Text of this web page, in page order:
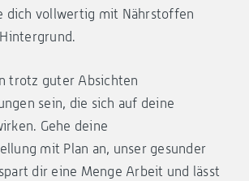
dich vollwertig mit Nährstoffen
trotz guter Absichten
sein, die sich auf deine
Gehe deine
mit Plan an, unser gesunder
dir eine Menge Arbeit und lässt